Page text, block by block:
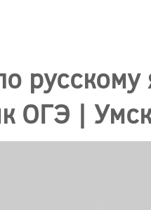
русскому
ОГЭ |